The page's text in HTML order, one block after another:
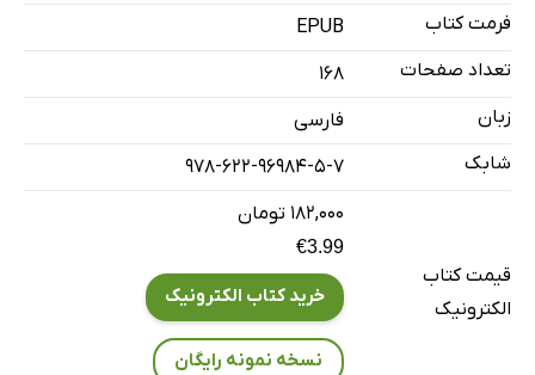
فصل ششم: اختلالات و مشکلات رفتاری
منابع
فرمت کتاب
EPUB
تعداد صفحات
168
زبان
فارسی
شابک
978-622-96984-5-7
قیمت کتاب
الکترونیک
۱۸۲,۰۰۰ تومان
€3.99
خرید کتاب الکترونیک
نسخه نمونه رایگان